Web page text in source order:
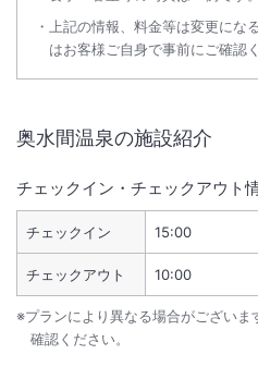
上記の情報、料金等は変更にな
はお客様ご自身で事前にご確認
奥水間温泉の施設紹介
チェックイン・チェックアウト
チェックイン 15:00
チェックアウト 10:00
※プランにより異なる場合がござい
確認ください。